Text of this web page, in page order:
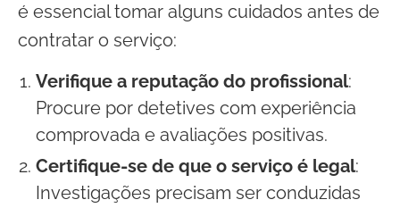
é essencial tomar alguns cuidados antes de
contratar o serviço:
Verifique a reputação do profissional:
Procure por detetives com experiência
comprovada e avaliações positivas.
Certifique-se de que o serviço é legal:
Investigações precisam ser conduzidas